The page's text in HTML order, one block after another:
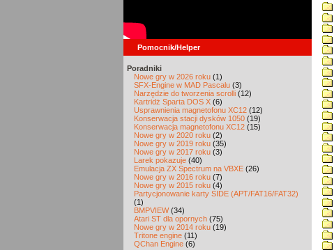
Pomocnik/Helper
Poradniki
Nowe gry w 2026 roku (1)
SFX-Engine w MAD Pascalu (3)
Narzędzie do tworzenia scrolli (12)
Kartridż Sparta DOS X (6)
Usprawnienia magnetofonu XC12 (12)
Konserwacja stacji dysków 1050 (19)
Konserwacja magnetofonu XC12 (15)
Nowe gry w 2020 roku (2)
Nowe gry w 2019 roku (35)
Nowe gry w 2017 roku (3)
Larek pokazuje (40)
Emulacja ZX Spectrum na VBXE (26)
Nowe gry w 2016 roku (7)
Nowe gry w 2015 roku (4)
Partycjonowanie karty SIDE (APT/FAT16/FAT32)
(1)
BMPVIEW(34)
Atari ST dla opornych (75)
Nowe gry w 2014 roku (19)
Tritone engine (11)
QChan Engine (6)